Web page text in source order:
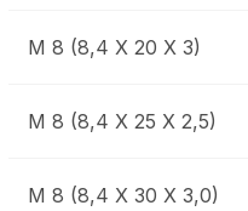
M 8 (8,4 X 20 X 3)
M 8 (8,4 X 25 X 2,5)
M 8 (8,4 X 30 X 3,0)